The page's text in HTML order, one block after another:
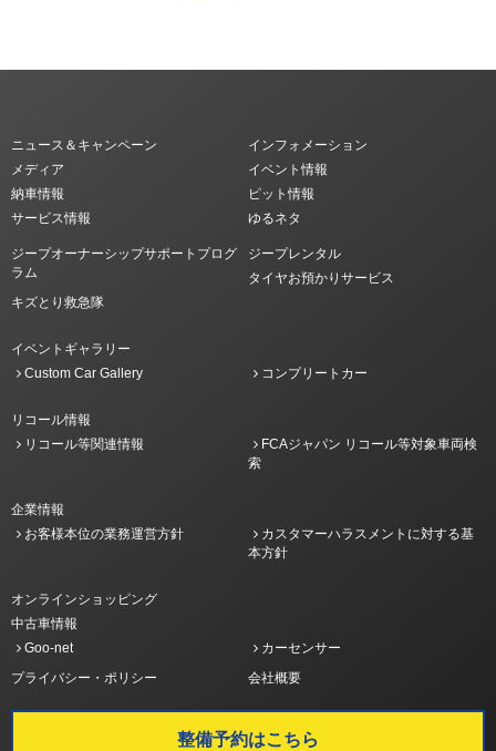
ニュース＆キャンペーン
インフォメーション
メディア
イベント情報
納車情報
ピット情報
サービス情報
ゆるネタ
ジープオーナーシップサポートプログ
ラム
ジープレンタル
タイヤお預かりサービス
キズとり救急隊
イベントギャラリー
Custom Car Gallery
コンプリートカー
リコール情報
リコール等関連情報
FCAジャパン リコール等対象車両検
索
企業情報
お客様本位の業務運営方針
カスタマーハラスメントに対する基
本方針
オンラインショッピング
中古車情報
Goo-net
カーセンサー
プライバシー・ポリシー
会社概要
整備予約はこちら